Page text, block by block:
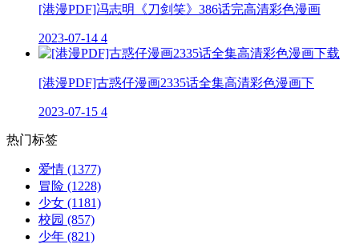
[港漫PDF]冯志明《刀剑笑》386话完高清彩色漫画
2023-07-14 4
[港漫PDF]古惑仔漫画2335话全集高清彩色漫画下
2023-07-15 4
热门标签
爱情 (1377)
冒险 (1228)
少女 (1181)
校园 (857)
少年 (821)